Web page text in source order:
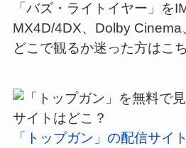
「バズ・ライトイヤー」を
MX4D/4DX、Dolby Cinema
どこで観るか迷った方はこ
「トップガン」の配信サイ